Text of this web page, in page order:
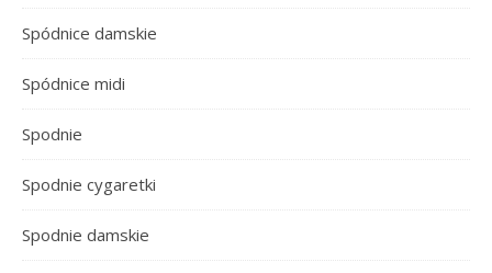
Spódnice damskie
Spódnice midi
Spodnie
Spodnie cygaretki
Spodnie damskie